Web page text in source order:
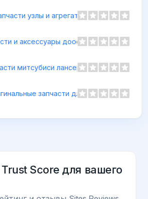
Ремонт,
https://
Score для вашего